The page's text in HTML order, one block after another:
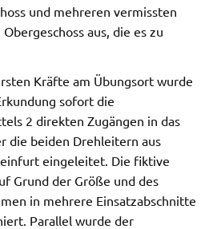
und mehreren vermissten
aus, die es zu
Kräfte am Übungsort wurde
sofort die
2 direkten Zugängen in das
die beiden Drehleitern aus
eingeleitet. Die fiktive
Grund der Größe und des
in mehrere Einsatzabschnitte
Parallel wurde der